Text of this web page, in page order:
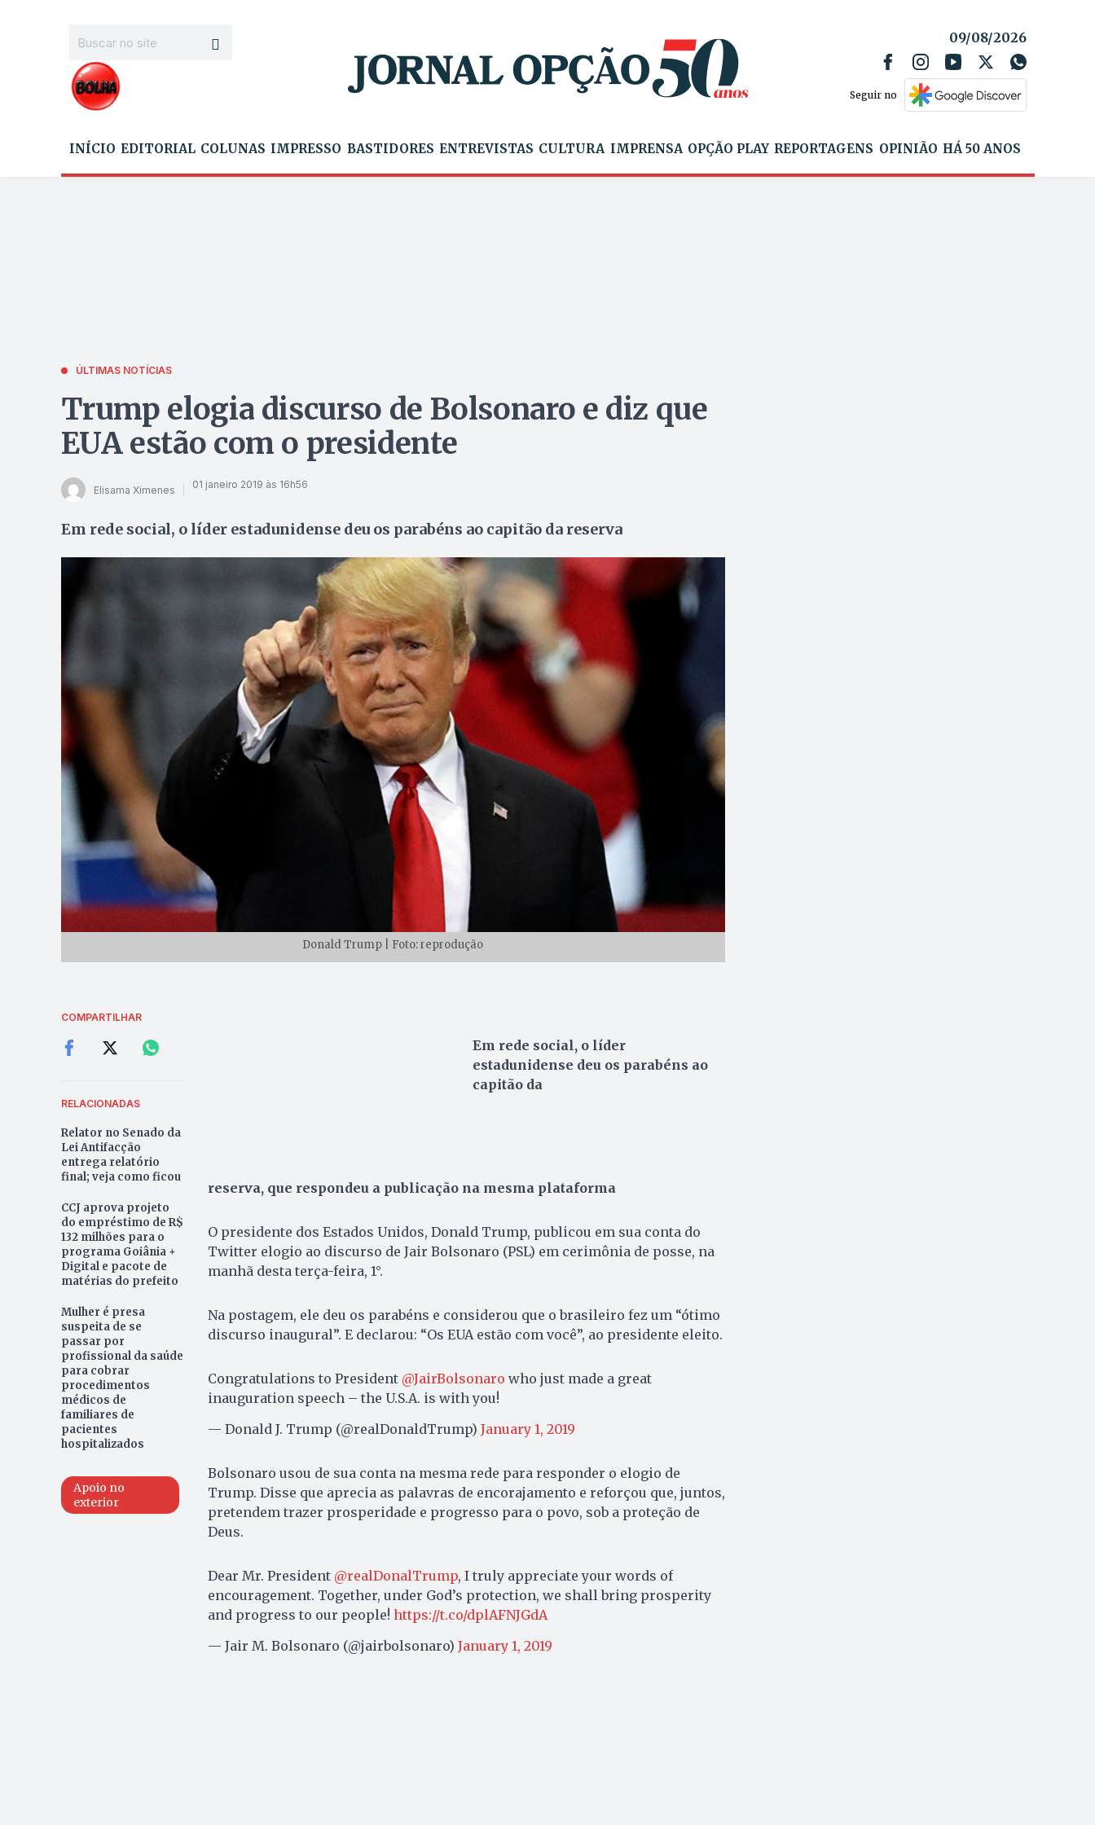
09/08/2026
Seguir no
INÍCIO EDITORIAL COLUNAS IMPRESSO BASTIDORES ENTREVISTAS CULTURA IMPRENSA OPÇÃO PLAY REPORTAGENS OPINIÃO HÁ 50 ANOS
ÚLTIMAS NOTÍCIAS
Trump elogia discurso de Bolsonaro e diz que
EUA estão com o presidente
Elisama Ximenes 01 janeiro 2019 às 16h56
Em rede social, o líder estadunidense deu os parabéns ao capitão da reserva
Donald Trump | Foto: reprodução
COMPARTILHAR
RELACIONADAS
Relator no Senado da
Lei Antifacção
entrega relatório
final; veja como ficou
CCJ aprova projeto
do empréstimo de R$
132 milhões para o
programa Goiânia +
Digital e pacote de
matérias do prefeito
Mulher é presa
suspeita de se
passar por
profissional da saúde
para cobrar
procedimentos
médicos de
familiares de
pacientes
hospitalizados
Apoio no
exterior
Em rede social, o líder
estadunidense deu os parabéns ao
capitão da
reserva, que respondeu a publicação na mesma plataforma
O presidente dos Estados Unidos, Donald Trump, publicou em sua conta do
Twitter elogio ao discurso de Jair Bolsonaro (PSL) em cerimônia de posse, na
manhã desta terça-feira, 1°.
Na postagem, ele deu os parabéns e considerou que o brasileiro fez um “ótimo
discurso inaugural”. E declarou: “Os EUA estão com você”, ao presidente eleito.
Congratulations to President @JairBolsonaro who just made a great
inauguration speech – the U.S.A. is with you!
— Donald J. Trump (@realDonaldTrump) January 1, 2019
Bolsonaro usou de sua conta na mesma rede para responder o elogio de
Trump. Disse que aprecia as palavras de encorajamento e reforçou que, juntos,
pretendem trazer prosperidade e progresso para o povo, sob a proteção de
Deus.
Dear Mr. President @realDonalTrump, I truly appreciate your words of
encouragement. Together, under God’s protection, we shall bring prosperity
and progress to our people! https://t.co/dplAFNJGdA
— Jair M. Bolsonaro (@jairbolsonaro) January 1, 2019